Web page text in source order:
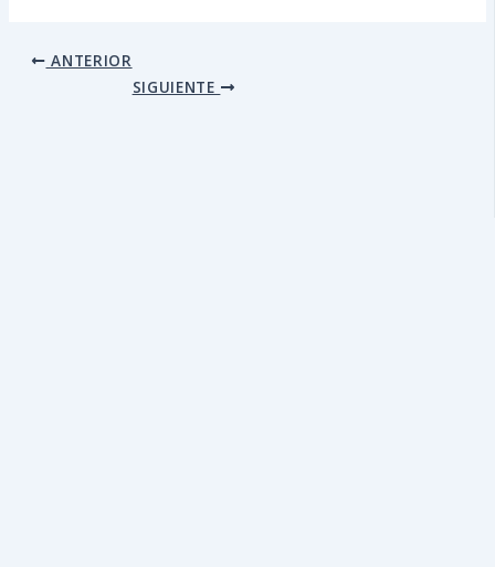
ANTERIOR
SIGUIENTE